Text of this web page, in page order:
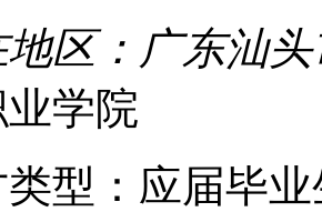
地区：广东汕
学院
类型：应届毕